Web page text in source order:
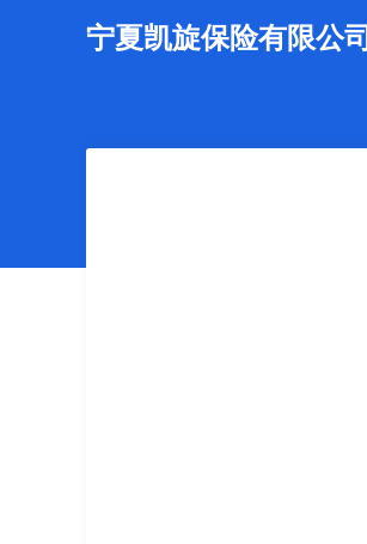
宁夏凯旋保险有限公司